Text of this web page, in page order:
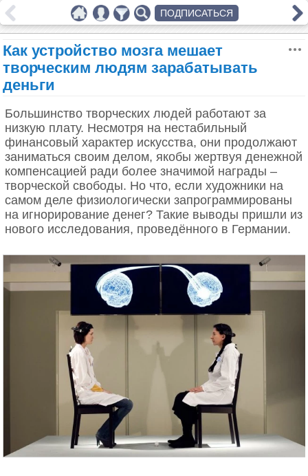
Как устройство мозга мешает
творческим людям зарабатывать
деньги
Большинство творческих людей работают за
низкую плату. Несмотря на нестабильный
финансовый характер искусства, они продолжают
заниматься своим делом, якобы жертвуя денежной
компенсацией ради более значимой награды –
творческой свободы. Но что, если художники на
самом деле физиологически запрограммированы
на игнорирование денег? Такие выводы пришли из
нового исследования, проведённого в Германии.
ПОДПИСАТЬСЯ